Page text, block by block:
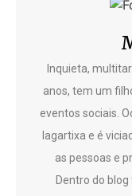
Inquieta,
anos, tem um
eventos sociais.
lagartixa e é
as pessoas e
Dentro do